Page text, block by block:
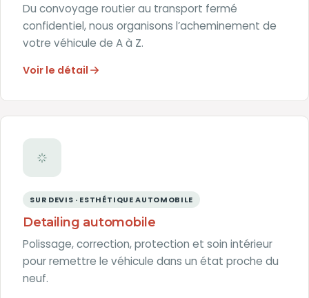
Du convoyage routier au transport fermé
confidentiel, nous organisons l’acheminement de
votre véhicule de A à Z.
Voir le détail
SUR DEVIS · ESTHÉTIQUE AUTOMOBILE
Detailing automobile
Polissage, correction, protection et soin intérieur
pour remettre le véhicule dans un état proche du
neuf.